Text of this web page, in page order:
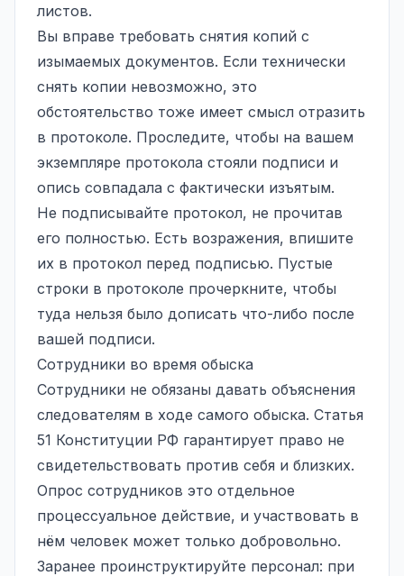
листов.
Вы вправе требовать снятия копий с
изымаемых документов. Если технически
снять копии невозможно, это
обстоятельство тоже имеет смысл отразить
в протоколе. Проследите, чтобы на вашем
экземпляре протокола стояли подписи и
опись совпадала с фактически изъятым.
Не подписывайте протокол, не прочитав
его полностью. Есть возражения, впишите
их в протокол перед подписью. Пустые
строки в протоколе прочеркните, чтобы
туда нельзя было дописать что-либо после
вашей подписи.
Сотрудники во время обыска
Сотрудники не обязаны давать объяснения
следователям в ходе самого обыска. Статья
51 Конституции РФ гарантирует право не
свидетельствовать против себя и близких.
Опрос сотрудников это отдельное
процессуальное действие, и участвовать в
нём человек может только добровольно.
Заранее проинструктируйте персонал: при